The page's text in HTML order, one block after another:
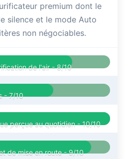
premium dont le
silence et le mode Auto
non négociables.
de l'air -8/10
-7/10
perçue au quotidien -10/10
de mise en route -9/10